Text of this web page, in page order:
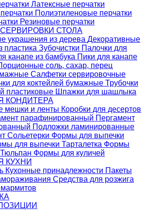
Латексные перчатки
Полиэтиленовые перчатки
Резиновые перчатки
СТОЛА
украшения из дерева Декоративные
пластика Зубочистки Палочки для
канапе из бамбука Пики для канапе
соль, сахар, перец
Салфетки сервировочные
для коктейлей бумажные Трубочки
пластиковые Шпажки для шашлыка
КОНДИТЕРА
мешки и ленты Коробки для десертов
парафинированный Пергамент
Подложки ламинированные
Сольетерки Формы для выпечки
для выпечки Тарталетка Формы
Формы для куличей
КУХНИ
Кухонные принадлежности Пакеты
Средства для розжига